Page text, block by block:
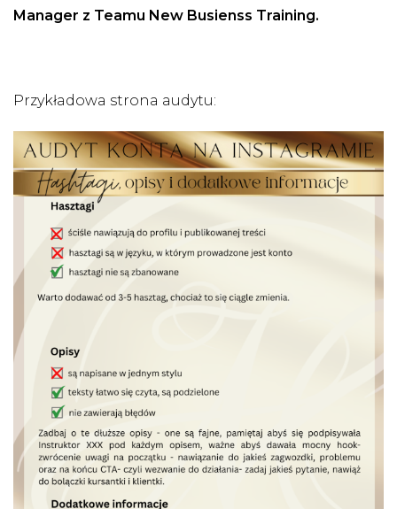
Manager z Teamu New Busienss Training.
Przykładowa strona audytu: